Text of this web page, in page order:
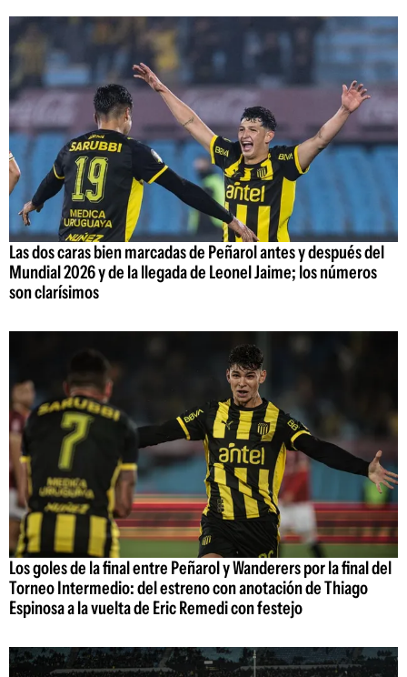
Las dos caras bien marcadas de Peñarol antes y después del
Mundial 2026 y de la llegada de Leonel Jaime; los números
son clarísimos
Los goles de la final entre Peñarol y Wanderers por la final del
Torneo Intermedio: del estreno con anotación de Thiago
Espinosa a la vuelta de Eric Remedi con festejo